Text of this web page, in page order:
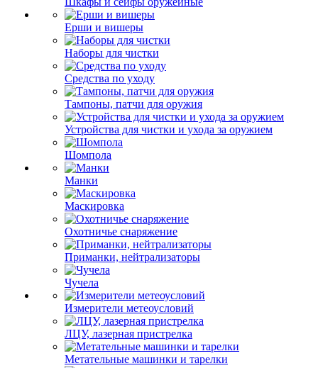
Ерши и вишеры
Наборы для чистки
Средства по уходу
Тампоны, патчи для оружия
Устройства для чистки и ухода за оружием
Шомпола
Манки
Маскировка
Охотничье снаряжение
Приманки, нейтрализаторы
Чучела
Измерители метеоусловий
ЛЦУ, лазерная пристрелка
Метательные машинки и тарелки